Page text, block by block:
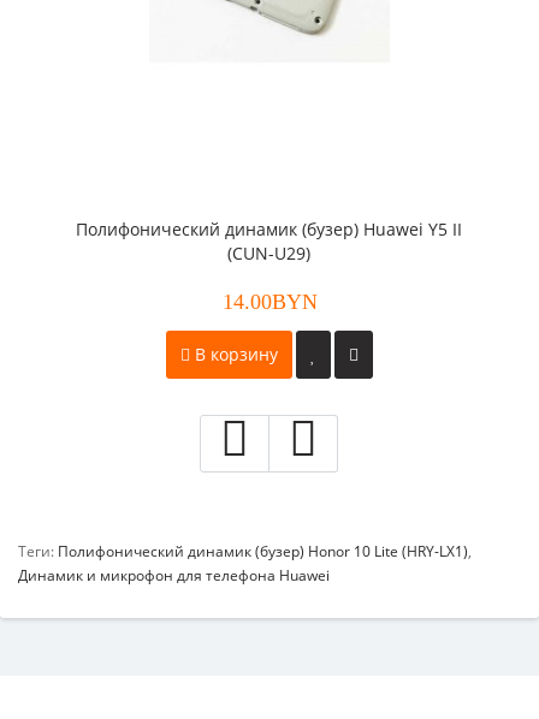
Полифонический динамик (бузер) Huawei Y5 II
(CUN-U29)
14.00BYN
В корзину
Теги: Полифонический динамик (бузер) Honor 10 Lite (HRY-LX1),
Динамик и микрофон для телефона Huawei